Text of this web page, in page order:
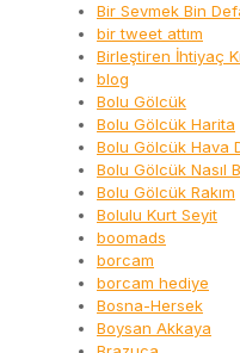
Bir Sevmek Bin
bir tweet attım
Birleştiren İhtiyaç
blog
Bolu Gölcük
Bolu Gölcük Harita
Bolu Gölcük Hava
Bolu Gölcük Nasıl
Bolu Gölcük Rakım
Bolulu Kurt Seyit
boomads
borcam
borcam hediye
Bosna-Hersek
Boysan Akkaya